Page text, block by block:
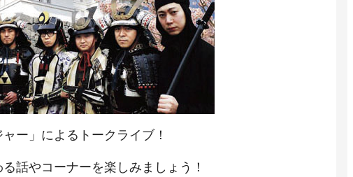
ー」によるトークライブ！
話やコーナーを楽しみましょう！